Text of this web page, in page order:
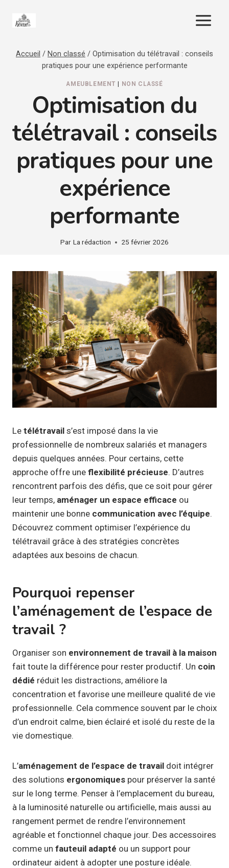
Accueil / Non classé / Optimisation du télétravail : conseils
pratiques pour une expérience performante
AMEUBLEMENT | NON CLASSÉ
Optimisation du
télétravail : conseils
pratiques pour une
expérience
performante
Par La rédaction 25 février 2026
Le télétravail s’est imposé dans la vie
professionnelle de nombreux salariés et managers
depuis quelques années. Pour certains, cette
approche offre une flexibilité précieuse. D’autres
rencontrent parfois des défis, que ce soit pour gérer
leur temps, aménager un espace efficace ou
maintenir une bonne communication avec l’équipe.
Découvrez comment optimiser l’expérience du
télétravail grâce à des stratégies concrètes
adaptées aux besoins de chacun.
Pourquoi repenser
l’aménagement de l’espace de
travail ?
Organiser son environnement de travail à la maison
fait toute la différence pour rester productif. Un coin
dédié réduit les distractions, améliore la
concentration et favorise une meilleure qualité de vie
professionnelle. Cela commence souvent par le choix
d’un endroit calme, bien éclairé et isolé du reste de la
vie domestique.
L’aménagement de l’espace de travail doit intégrer
des solutions ergonomiques pour préserver la santé
sur le long terme. Penser à l’emplacement du bureau,
à la luminosité naturelle ou artificielle, mais aussi au
rangement permet de rendre l’environnement
agréable et fonctionnel chaque jour. Des accessoires
comme un fauteuil adapté ou un support pour
ordinateur aident à adopter une posture idéale.